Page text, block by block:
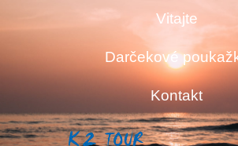
Vitajte
Darčekové
Kontakt